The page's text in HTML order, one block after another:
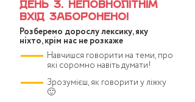
День 3. Неповнолітнім
вхід заборонено!
Розберемо дорослу лексику, яку
ніхто, крім нас не розкаже
Навчишся говорити на теми, про
які соромно навіть думати!
Зрозумієш, як говорити у ліжку
🙂